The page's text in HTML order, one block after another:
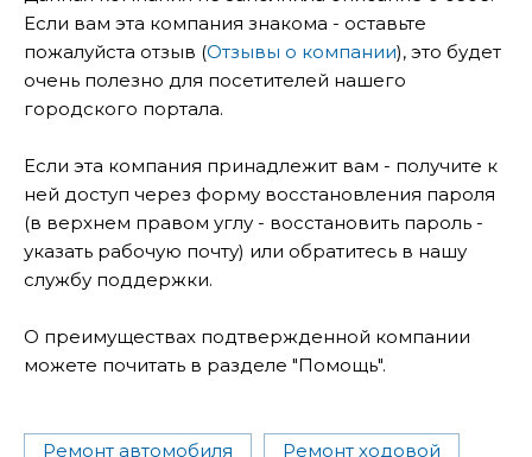
Если вам эта компания знакома - оставьте
пожалуйста отзыв (Отзывы о компании), это будет
очень полезно для посетителей нашего
городского портала.
Если эта компания принадлежит вам - получите к
ней доступ через форму восстановления пароля
(в верхнем правом углу - восстановить пароль -
указать рабочую почту) или обратитесь в нашу
службу поддержки.
О преимуществах подтвержденной компании
можете почитать в разделе "Помощь".
Ремонт автомобиля Ремонт ходовой